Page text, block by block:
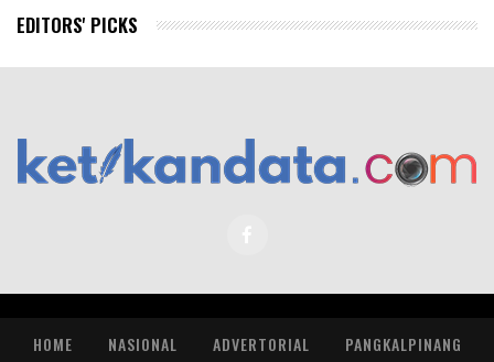
EDITORS' PICKS
HOME NASIONAL ADVERTORIAL PANGKALPINANG